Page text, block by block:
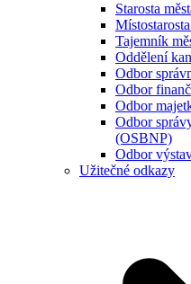
Starosta
Tajemník
Oddělení
Odbor
Odbor
Odbor
Odbor
(OSBNP)
Odbor
Užitečné odkazy